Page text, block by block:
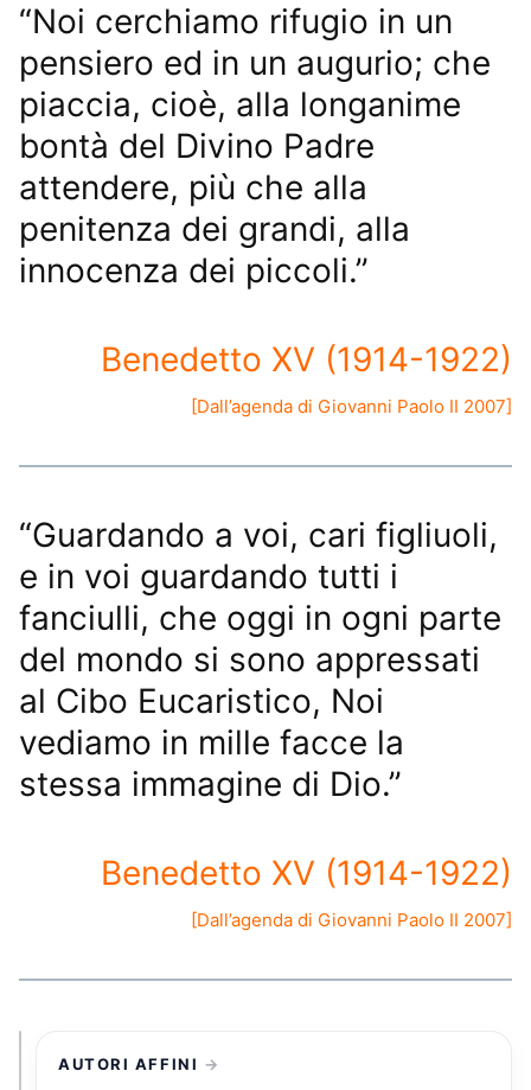
“Noi cerchiamo rifugio in un
pensiero ed in un augurio; che
piaccia, cioè, alla longanime
bontà del Divino Padre
attendere, più che alla
penitenza dei grandi, alla
innocenza dei piccoli.”
Benedetto XV (1914-1922)
[Dall’agenda di Giovanni Paolo II 2007]
“Guardando a voi, cari figliuoli,
e in voi guardando tutti i
fanciulli, che oggi in ogni parte
del mondo si sono appressati
al Cibo Eucaristico, Noi
vediamo in mille facce la
stessa immagine di Dio.”
Benedetto XV (1914-1922)
[Dall’agenda di Giovanni Paolo II 2007]
AUTORI AFFINI